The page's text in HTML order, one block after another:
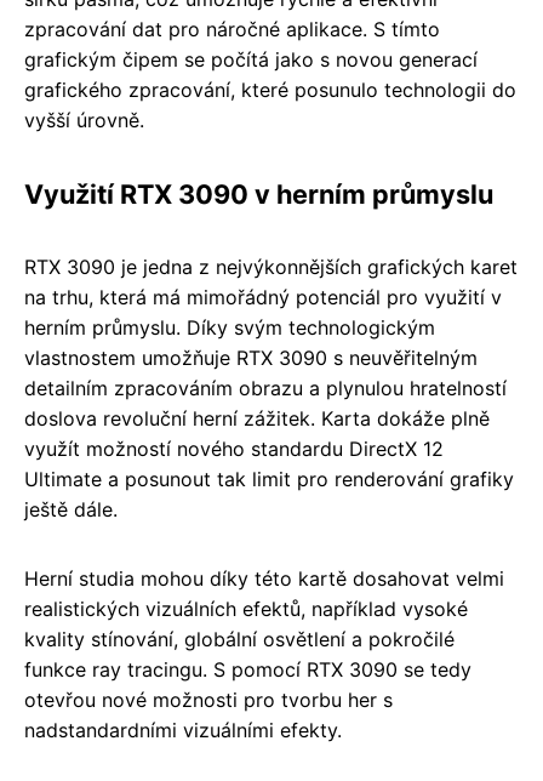
zpracování dat pro náročné aplikace. S tímto
grafickým čipem se počítá jako s novou generací
grafického zpracování, které posunulo technologii do
vyšší úrovně.
Využití RTX 3090 v herním průmyslu
RTX 3090 je jedna z nejvýkonnějších grafických karet
na trhu, která má mimořádný potenciál pro využití v
herním průmyslu. Díky svým technologickým
vlastnostem umožňuje RTX 3090 s neuvěřitelným
detailním zpracováním obrazu a plynulou hratelností
doslova revoluční herní zážitek. Karta dokáže plně
využít možností nového standardu DirectX 12
Ultimate a posunout tak limit pro renderování grafiky
ještě dále.
Herní studia mohou díky této kartě dosahovat velmi
realistických vizuálních efektů, například vysoké
kvality stínování, globální osvětlení a pokročilé
funkce ray tracingu. S pomocí RTX 3090 se tedy
otevřou nové možnosti pro tvorbu her s
nadstandardními vizuálními efekty.